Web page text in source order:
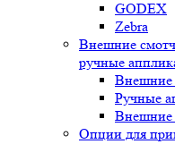
GODEX
Zebra
Внешние
ручные
Внешние
Ручные
Внешние
Опции для